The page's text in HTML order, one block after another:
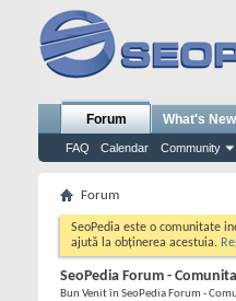
Forum
FAQ Calendar Community
What's
Forum
SeoPedia este o comunitate
ajută la obținerea acestuia.
SeoPedia Forum -
Bun Venit în SeoPedia Forum -